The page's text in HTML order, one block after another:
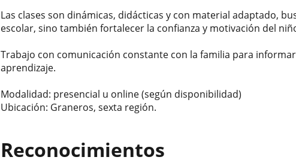
Las clases son dinámicas, didácticas y con material adaptado,
escolar, sino también fortalecer la confianza y motivación del
Trabajo con comunicación constante con la familia para
aprendizaje.
Modalidad: presencial u online (según disponibilidad)
Ubicación: Graneros, sexta región.
Reconocimientos